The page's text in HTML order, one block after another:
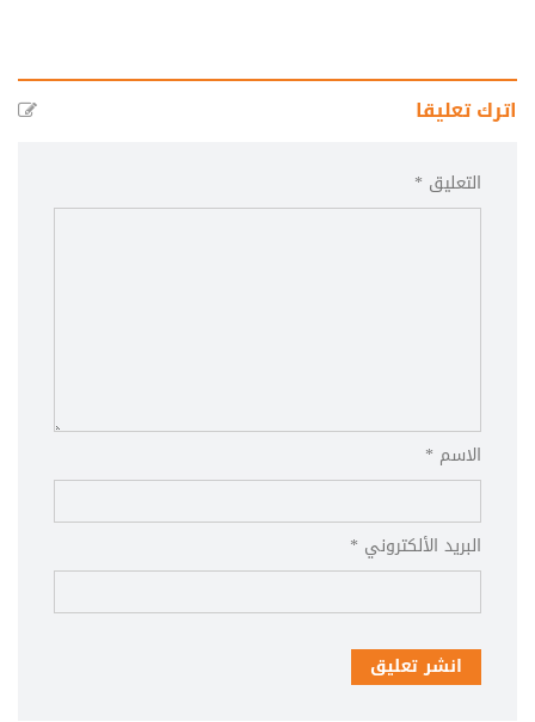
اترك تعليقا
التعليق *
الاسم *
البريد الألكتروني *
انشر تعليق